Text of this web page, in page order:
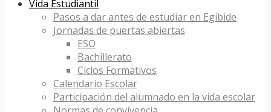
Vida Estudiantil
Pasos a dar antes de estudiar en Egibide
Jornadas de puertas abiertas
ESO
Bachillerato
Ciclos Formativos
Calendario Escolar
Participación del alumnado en la vida escolar